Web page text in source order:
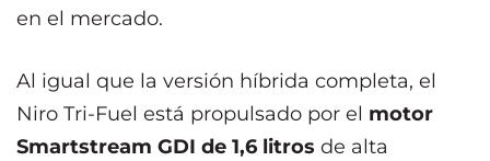
en el mercado.
Al igual que la versión híbrida completa, el
Niro Tri-Fuel está propulsado por el motor
Smartstream GDI de 1,6 litros de alta